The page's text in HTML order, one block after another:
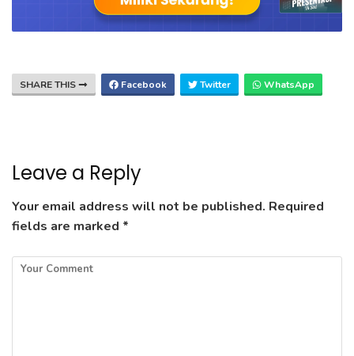
SHARE THIS Facebook Twitter WhatsApp
Leave a Reply
Your email address will not be published. Required
fields are marked *